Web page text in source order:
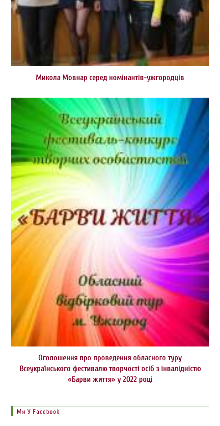
Микола Мовнар серед номінантів-ужгородців
Оголошення про проведення обласного туру
Всеукраїнського фестивалю творчості осіб з інвалідністю
«Барви життя» у 2022 році
Ми У Facebook